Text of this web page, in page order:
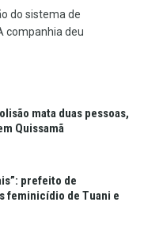
do sistema de
companhia deu
mata duas pessoas,
Quissamã
prefeito de
feminicídio de Tuani e